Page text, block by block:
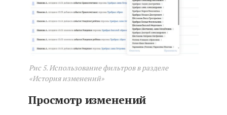
Рис 5. Использование фильтров в разделе
«История изменений»
Просмотр изменений